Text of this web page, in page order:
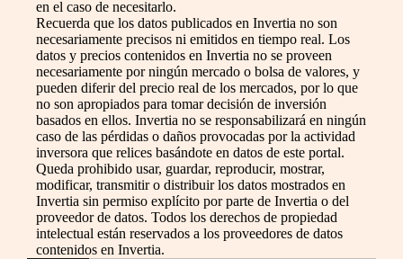
en el caso de necesitarlo.
Recuerda que los datos publicados en Invertia no son
necesariamente precisos ni emitidos en tiempo real. Los
datos y precios contenidos en Invertia no se proveen
necesariamente por ningún mercado o bolsa de valores, y
pueden diferir del precio real de los mercados, por lo que
no son apropiados para tomar decisión de inversión
basados en ellos. Invertia no se responsabilizará en ningún
caso de las pérdidas o daños provocadas por la actividad
inversora que relices basándote en datos de este portal.
Queda prohibido usar, guardar, reproducir, mostrar,
modificar, transmitir o distribuir los datos mostrados en
Invertia sin permiso explícito por parte de Invertia o del
proveedor de datos. Todos los derechos de propiedad
intelectual están reservados a los proveedores de datos
contenidos en Invertia.